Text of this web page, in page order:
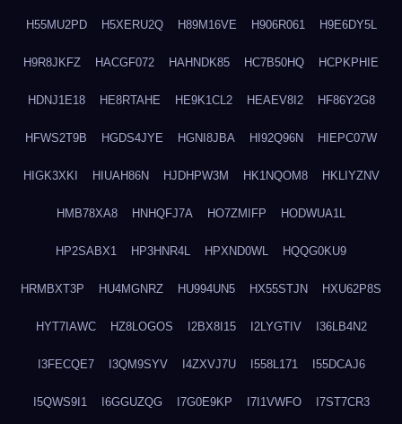
H55MU2PD H5XERU2Q H89M16VE H906R061 H9E6DY5L
H9R8JKFZ HACGF072 HAHNDK85 HC7B50HQ HCPKPHIE
HDNJ1E18 HE8RTAHE HE9K1CL2 HEAEV8I2 HF86Y2G8
HFWS2T9B HGDS4JYE HGNI8JBA HI92Q96N HIEPC07W
HIGK3XKI HIUAH86N HJDHPW3M HK1NQOM8 HKLIYZNV
HMB78XA8 HNHQFJ7A HO7ZMIFP HODWUA1L
HP2SABX1 HP3HNR4L HPXND0WL HQQG0KU9
HRMBXT3P HU4MGNRZ HU994UN5 HX55STJN HXU62P8S
HYT7IAWC HZ8LOGOS I2BX8I15 I2LYGTIV I36LB4N2
I3FECQE7 I3QM9SYV I4ZXVJ7U I558L171 I55DCAJ6
I5QWS9I1 I6GGUZQG I7G0E9KP I7I1VWFO I7ST7CR3